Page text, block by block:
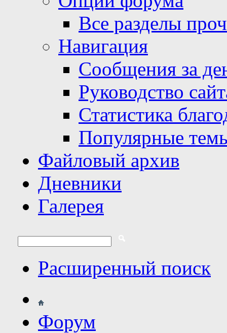
Все разделы
Навигация
Сообщения за
Руководство
Статистика
Популярные
Файловый архив
Дневники
Галерея
Расширенный поиск
Форум